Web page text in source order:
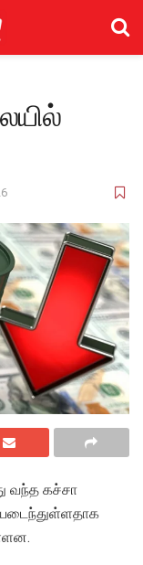
வந்த கச்சா